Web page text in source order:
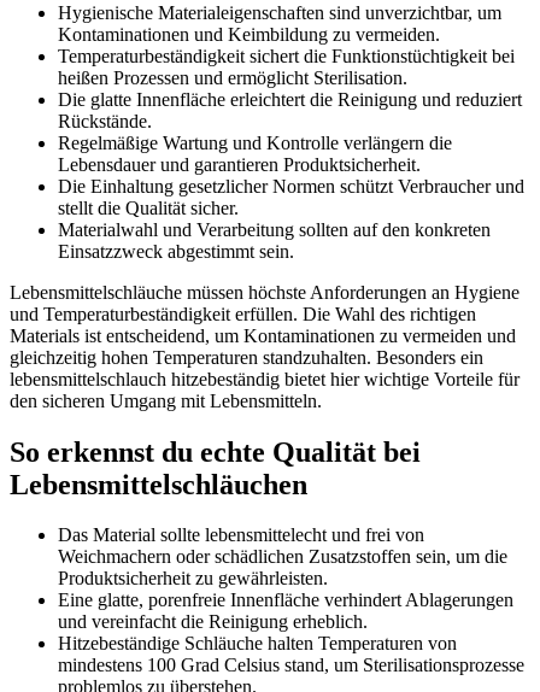
Hygienische Materialeigenschaften sind unverzichtbar, um
Kontaminationen und Keimbildung zu vermeiden.
Temperaturbeständigkeit sichert die Funktionstüchtigkeit bei
heißen Prozessen und ermöglicht Sterilisation.
Die glatte Innenfläche erleichtert die Reinigung und reduziert
Rückstände.
Regelmäßige Wartung und Kontrolle verlängern die
Lebensdauer und garantieren Produktsicherheit.
Die Einhaltung gesetzlicher Normen schützt Verbraucher und
stellt die Qualität sicher.
Materialwahl und Verarbeitung sollten auf den konkreten
Einsatzzweck abgestimmt sein.
Lebensmittelschläuche müssen höchste Anforderungen an Hygiene
und Temperaturbeständigkeit erfüllen. Die Wahl des richtigen
Materials ist entscheidend, um Kontaminationen zu vermeiden und
gleichzeitig hohen Temperaturen standzuhalten. Besonders ein
lebensmittelschlauch hitzebeständig bietet hier wichtige Vorteile für
den sicheren Umgang mit Lebensmitteln.
So erkennst du echte Qualität bei
Lebensmittelschläuchen
Das Material sollte lebensmittelecht und frei von
Weichmachern oder schädlichen Zusatzstoffen sein, um die
Produktsicherheit zu gewährleisten.
Eine glatte, porenfreie Innenfläche verhindert Ablagerungen
und vereinfacht die Reinigung erheblich.
Hitzebeständige Schläuche halten Temperaturen von
mindestens 100 Grad Celsius stand, um Sterilisationsprozesse
problemlos zu überstehen.